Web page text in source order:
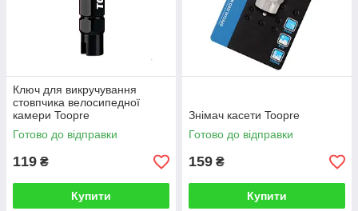
Ключ для викручування
стовпчика велосипедної
камери Toopre
Готово до відправки
119 ₴
Купити
Знімач касети Toopre
Готово до відправки
159 ₴
Купити